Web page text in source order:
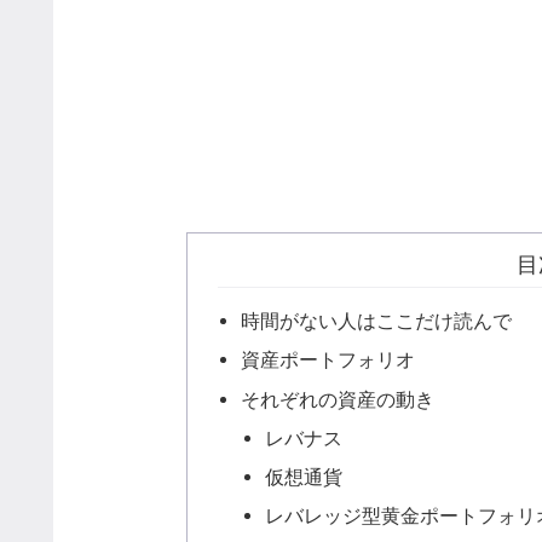
時間がない人はここだけ読んで
資産ポートフォリオ
それぞれの資産の動き
レバナス
仮想通貨
レバレッジ型黄金ポートフォリ